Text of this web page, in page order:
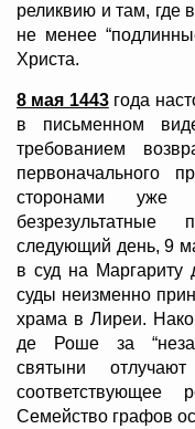
реликвию и там, где
не менее
Христа.
8 мая 1443года
в письменном
требованием
первоначального
сторонами уже
следующий день, 9
в суд на Маргариту
суды неизменно
храма в Лиреи.
де Роше за
святыни
Семейство графов